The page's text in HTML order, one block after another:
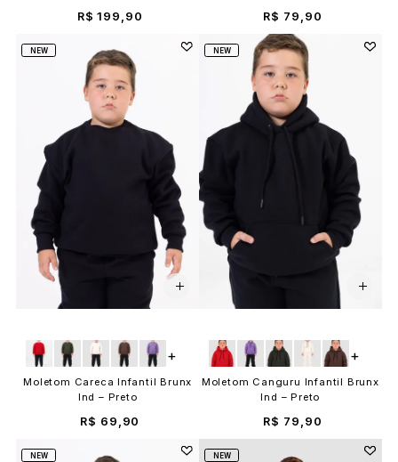
R$ 199,90 R$ 79,90
NEW
Moletom Careca Infantil Brunx
Ind – Preto
R$ 69,90
+
NEW
Moletom Canguru Infantil Brunx
Ind – Preto
R$ 79,90
+
NEW NEW